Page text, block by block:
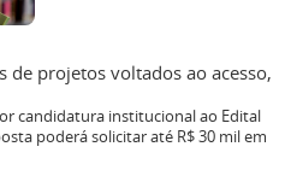
de projetos voltados ao acesso,
candidatura institucional ao Edital
poderá solicitar até R$ 30 mil em